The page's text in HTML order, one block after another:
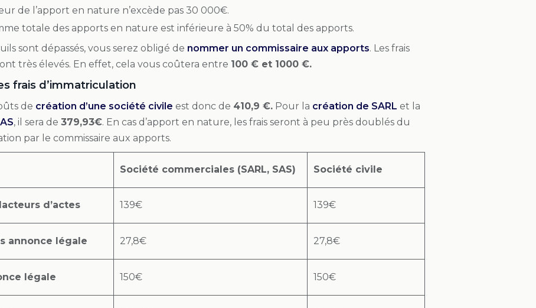
de l’apport en nature n’excède pas 30 000€.
totale des apports en nature est inférieure à 50% du total des apports.
sont dépassés, vous serez obligé de nommer un commissaire aux apports. Les frais
très élevés. En effet, cela vous coûtera entre 100 € et 1000 €.
frais d’immatriculation
de création d’une société civile est donc de 410,9 €. Pour la création de SARL et la
, il sera de 379,93€. En cas d’apport en nature, les frais seront à peu près doublés du
par le commissaire aux apports.
Société commerciales (SARL, SAS) Société civile
d’actes 139€ 139€
annonce légale 27,8€ 27,8€
légale 150€ 150€